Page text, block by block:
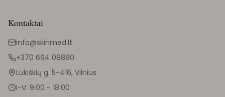
Kontaktai
info@skinmed.lt
+370 694 08880
Lukiškių g. 5-416, Vilnius
I-V: 9:00 - 18:00